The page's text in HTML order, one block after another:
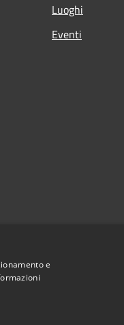
Luoghi
Eventi
e